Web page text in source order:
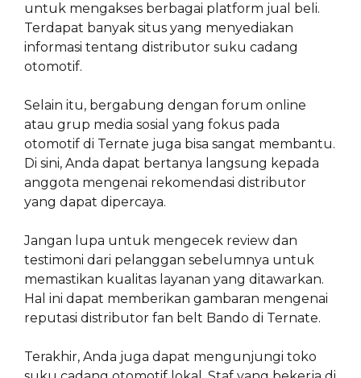
untuk mengakses berbagai platform jual beli.
Terdapat banyak situs yang menyediakan
informasi tentang distributor suku cadang
otomotif.
Selain itu, bergabung dengan forum online
atau grup media sosial yang fokus pada
otomotif di Ternate juga bisa sangat membantu.
Di sini, Anda dapat bertanya langsung kepada
anggota mengenai rekomendasi distributor
yang dapat dipercaya.
Jangan lupa untuk mengecek review dan
testimoni dari pelanggan sebelumnya untuk
memastikan kualitas layanan yang ditawarkan.
Hal ini dapat memberikan gambaran mengenai
reputasi distributor fan belt Bando di Ternate.
Terakhir, Anda juga dapat mengunjungi toko